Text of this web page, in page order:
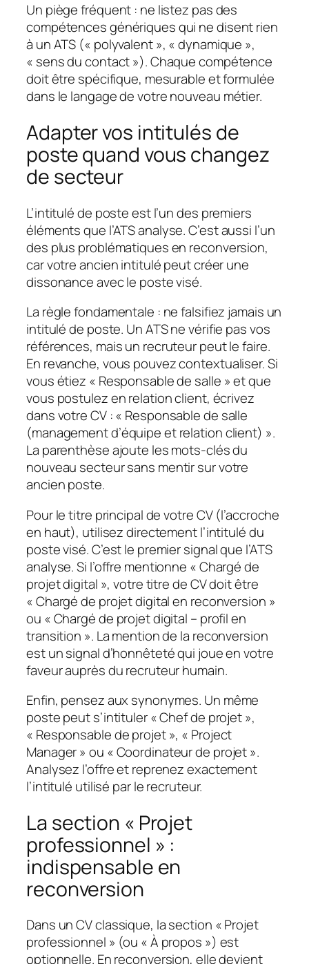
Un piège fréquent : ne listez pas des
compétences génériques qui ne disent rien
à un ATS (« polyvalent », « dynamique »,
« sens du contact »). Chaque compétence
doit être spécifique, mesurable et formulée
dans le langage de votre nouveau métier.
Adapter vos intitulés de
poste quand vous changez
de secteur
L’intitulé de poste est l’un des premiers
éléments que l’ATS analyse. C’est aussi l’un
des plus problématiques en reconversion,
car votre ancien intitulé peut créer une
dissonance avec le poste visé.
La règle fondamentale : ne falsifiez jamais un
intitulé de poste. Un ATS ne vérifie pas vos
références, mais un recruteur peut le faire.
En revanche, vous pouvez contextualiser. Si
vous étiez « Responsable de salle » et que
vous postulez en relation client, écrivez
dans votre CV : « Responsable de salle
(management d’équipe et relation client) ».
La parenthèse ajoute les mots-clés du
nouveau secteur sans mentir sur votre
ancien poste.
Pour le titre principal de votre CV (l’accroche
en haut), utilisez directement l’intitulé du
poste visé. C’est le premier signal que l’ATS
analyse. Si l’offre mentionne « Chargé de
projet digital », votre titre de CV doit être
« Chargé de projet digital en reconversion »
ou « Chargé de projet digital – profil en
transition ». La mention de la reconversion
est un signal d’honnêteté qui joue en votre
faveur auprès du recruteur humain.
Enfin, pensez aux synonymes. Un même
poste peut s’intituler « Chef de projet »,
« Responsable de projet », « Project
Manager » ou « Coordinateur de projet ».
Analysez l’offre et reprenez exactement
l’intitulé utilisé par le recruteur.
La section « Projet
professionnel » :
indispensable en
reconversion
Dans un CV classique, la section « Projet
professionnel » (ou « À propos ») est
optionnelle. En reconversion, elle devient